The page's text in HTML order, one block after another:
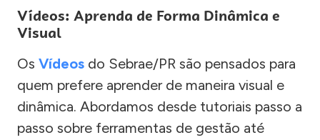
Vídeos: Aprenda de Forma Dinâmica e
Visual
Os Vídeos do Sebrae/PR são pensados para
quem prefere aprender de maneira visual e
dinâmica. Abordamos desde tutoriais passo a
passo sobre ferramentas de gestão até